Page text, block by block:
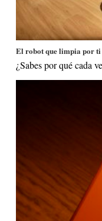
El robot que limpia por ti
¿Sabes por qué cada